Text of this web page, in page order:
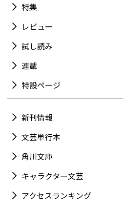
特集
レビュー
試し読み
連載
特設ページ
新刊情報
文芸単行本
角川文庫
キャラクター文芸
アクセスランキング